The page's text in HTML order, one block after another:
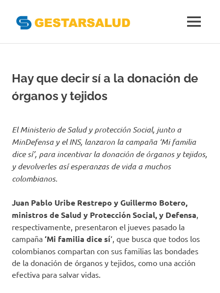
del
Aseguramiento
de
MENÚ
Hay que decir sí a la donación de
órganos y tejidos
El Ministerio de Salud y protección Social, junto a
MinDefensa y el INS, lanzaron la campaña ‘Mi familia
dice sí’, para incentivar la donación de órganos y tejidos,
y devolverles así esperanzas de vida a muchos
colombianos.
Juan Pablo Uribe Restrepo y Guillermo Botero,
ministros de Salud y Protección Social, y Defensa,
respectivamente, presentaron el jueves pasado la
campaña ‘Mi familia dice sí‘, que busca que todos los
colombianos compartan con sus familias las bondades
de la donación de órganos y tejidos, como una acción
efectiva para salvar vidas.